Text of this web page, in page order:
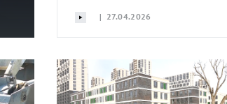
| 27.04.2026